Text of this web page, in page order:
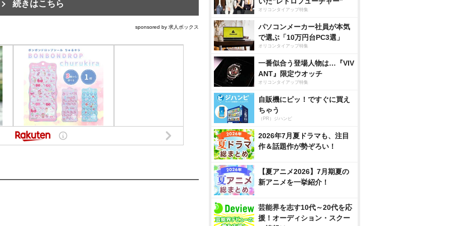
続きはこちら
sponsored by 求人ボックス
オリコンタイアップ特集
パソコンメーカー社員が本気
で選ぶ「10万円台PC3選」
オリコンタイアップ特集
一番似合う登場人物は…『VIV
ANT』限定ウオッチ
オリコンタイアップ特集
自販機にピッ！ですぐに買え
ちゃう
（PR）ジハンピ
2026年7月夏ドラマも、注目
作＆話題作が勢ぞろい！
【夏アニメ2026】7月期夏の
新アニメを一挙紹介！
芸能界を志す10代～20代を応
援！オーディション・スクー